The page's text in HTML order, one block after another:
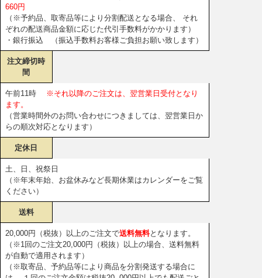
660円
（※予約品、取寄品等により分割配送となる場合、 それ
ぞれの配送商品金額に応じた代引手数料がかかります）
・銀行振込 （振込手数料お客様ご負担お願い致します）
注文締切時
間
午前11時
※それ以降のご注文は、翌営業日受付となり
ます。
（営業時間外のお問い合わせにつきましては、翌営業日か
らの順次対応となります）
定休日
土、日、祝祭日
（※年末年始、お盆休みなど長期休業はカレンダーをご覧
ください）
送料
20,000円（税抜）以上のご注文で送料無料となります。
（※1回のご注文20,000円（税抜）以上の場合、送料無料
が自動で適用されます）
（※取寄品、予約品等により商品を分割発送する場合に